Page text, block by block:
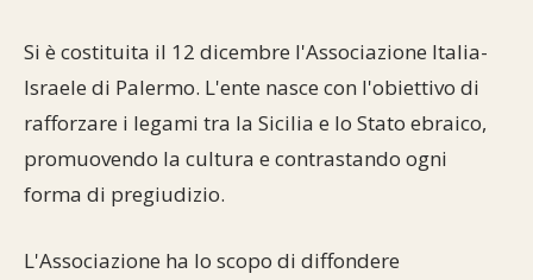
Documenti storici
Momenti di Torah
Vendita del chametz
F.A.Q.
Mappa del sito
Commenti alla Torah
Perle dal Talmud
Cultura e società
Aspetti di vita ebraica
Storia millenaria
Personaggi celebri
Partecipa Comunità ebraiche
Parliamone
Si è costituita il 12 dicembre l'Associazione Italia-
Israele di Palermo. L'ente nasce con l'obiettivo di
rafforzare i legami tra la Sicilia e lo Stato ebraico,
promuovendo la cultura e contrastando ogni
forma di pregiudizio.
L'Associazione ha lo scopo di diffondere